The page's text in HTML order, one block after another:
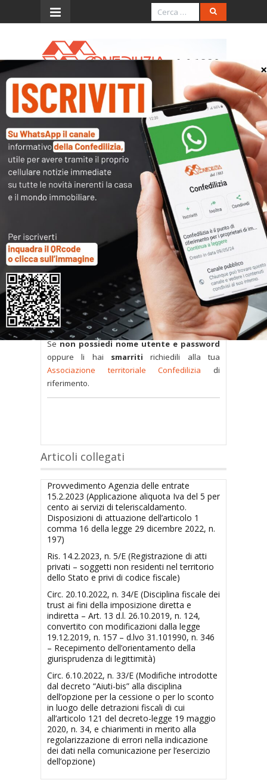
Menu
Ris. 1.6.2007, n. 121/E
(determinazione bene
imponibile per imposta di
registro: opzione criterio
catastale)
L’accesso al contenuto
completo è riservato ai
soli utenti abilitati.
Tutti i documenti presenti nelle Banche dati
sono
a disposizione dei soci
ma per poterli
consultare occorreinserire i dati di accesso
nel modulo a destra della pagina.
Se non possiedi nome utente e password
oppure li hai smarriti richiedili alla tua
Associazione territoriale Confedilizia di
riferimento.
Articoli collegati
Provvedimento Agenzia delle entrate
15.2.2023 (Applicazione aliquota Iva del 5 per
cento ai servizi di teleriscaldamento.
Disposizioni di attuazione dell’articolo 1
comma 16 della legge 29 dicembre 2022, n.
197)
Ris. 14.2.2023, n. 5/E (Registrazione di atti
privati – soggetti non residenti nel territorio
dello Stato e privi di codice fiscale)
Circ. 20.10.2022, n. 34/E (Disciplina fiscale dei
trust ai fini della imposizione diretta e
indiretta – Art. 13 d.l. 26.10.2019, n. 124,
convertito con modificazioni dalla legge
19.12.2019, n. 157 – d.lvo 31.101990, n. 346
– Recepimento dell’orientamento della
giurisprudenza di legittimità)
Circ. 6.10.2022, n. 33/E (Modifiche introdotte
dal decreto “Aiuti-bis” alla disciplina
dell’opzione per la cessione o per lo sconto
in luogo delle detrazioni fiscali di cui
all’articolo 121 del decreto-legge 19 maggio
2020, n. 34, e chiarimenti in merito alla
regolarizzazione di errori nella indicazione
dei dati nella comunicazione per l’esercizio
dell’opzione)